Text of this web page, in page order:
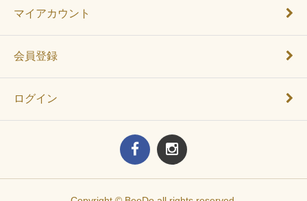
マイアカウント
会員登録
ログイン